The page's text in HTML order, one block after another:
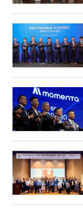
因。 他提到，在担任广告公司期间，亲眼见证了全球最大移动通
信展会“MWC”对西班
罗那亲眼见证了
危机的重要钥匙。” 今年，旅游公社与首尔、京畿、仁川
山、大田、大邱、
系，并创建了一个共享
口、邮轮、渡轮，拓宽通道 在地方旅游领
方机场和港口作为通道。 今年4月成立的“地方机
化工作组”以清州
游产品开发。已引
上半年清州机场入
地方就没有收益。” 为避免这种情况，公社开发了连接忠清
和庆尚地区的超大
作为海外市场营销
引游客。 “进入韩国的通道有三个：机场、邮轮和渡轮。我们正
在同时整治这三条通道。” 最近与中国青岛
进行了洽谈，并在
3日，权利党员的
44.52%，宋候选
由于偏好投票制
第三轮被淘汰，支
余的地区巡回选举
以来，宋议员在仁
补选重返国会，成
馆818号也是李在
过补选重返国会后
李在明政府成功的
和执政党的经验，
能力，推动李在明政
经人工智能（AI）
闻》称，当时日本
得在不将美国国
今年1月是第一个
现了“日本抛售”
经济新闻》报道，
时可能会进行协
白而未能实现。相
干预意向的“汇率
元。协作干预的最
政大臣和高市早苗总理会面时
面影响 美国也难以任由日元贬值。日元贬值可能会助长美元升
值，从而降低美国
本，由于财政不安
30年期国债利率一
本经济新闻》报道
反应，令美方当
售美国国债，结果